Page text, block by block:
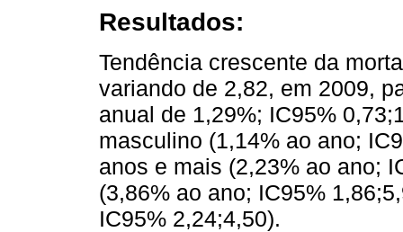
Resultados:
Tendência crescente da
variando de 2,82, em 2009,
anual de 1,29%; IC95%
masculino (1,14% ao ano;
anos e mais (2,23% ao ano;
(3,86% ao ano; IC95%
IC95% 2,24;4,50).